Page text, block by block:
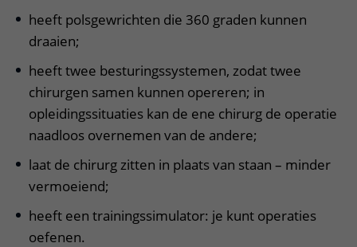
heeft polsgewrichten die 360 graden kunnen
draaien;
heeft twee besturingssystemen, zodat twee
chirurgen samen kunnen opereren; in
opleidingssituaties kan de ene chirurg de operatie
naadloos overnemen van de andere;
laat de chirurg zitten in plaats van staan – minder
vermoeiend;
heeft een trainingssimulator: je kunt operaties
oefenen.